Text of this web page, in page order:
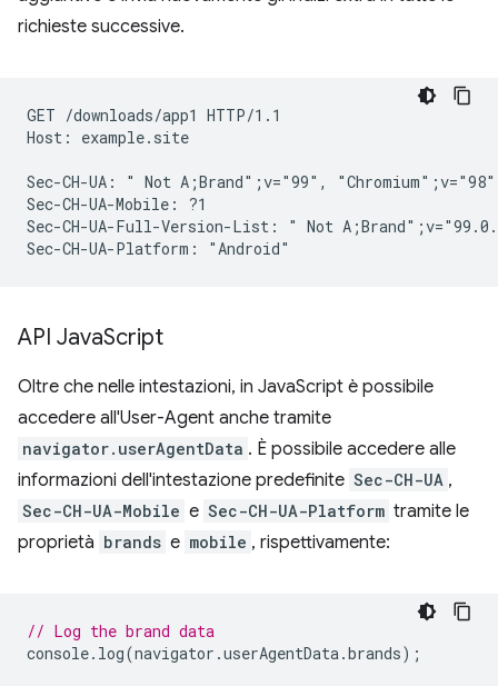
richieste successive.
GET /downloads/app1 HTTP/1.1
Host: example.site
Sec-CH-UA: " Not A;Brand";v="99",
Sec-CH-UA-Mobile: ?1
Sec-CH-UA-Full-Version-List: " Not
API JavaScript
Oltre che nelle intestazioni, in JavaScript è possibile
accedere all'User-Agent anche tramite
navigator.userAgentData . È possibile accedere alle
informazioni dell'intestazione predefinite Sec-CH-UA ,
Sec-CH-UA-Mobile e Sec-CH-UA-Platform tramite le
proprietà brands e mobile , rispettivamente:
// Log the brand data
console. log(navigator .userAgentData.brands);